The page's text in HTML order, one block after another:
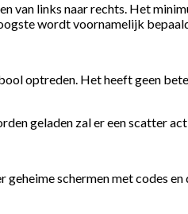
van links naar rechts. Het
wordt voornamelijk
optreden. Het heeft geen
geladen zal er een scatter
schermen met codes